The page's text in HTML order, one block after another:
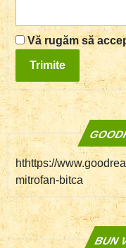
Vă rugăm să
hthttps://
mitrofan-bitca
BUN